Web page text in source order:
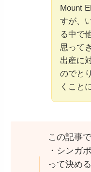
Mount
すが、
る中で
思って
出産に
のでと
くこと
この記事
・シンガ
って決め